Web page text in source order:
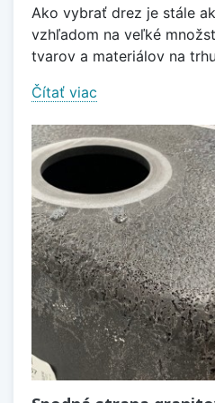
Ako vybrať drez je stále
vzhľadom na veľké
tvarov a materiálov na
Čítať viac